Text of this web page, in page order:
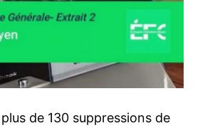
de 130 suppressions de